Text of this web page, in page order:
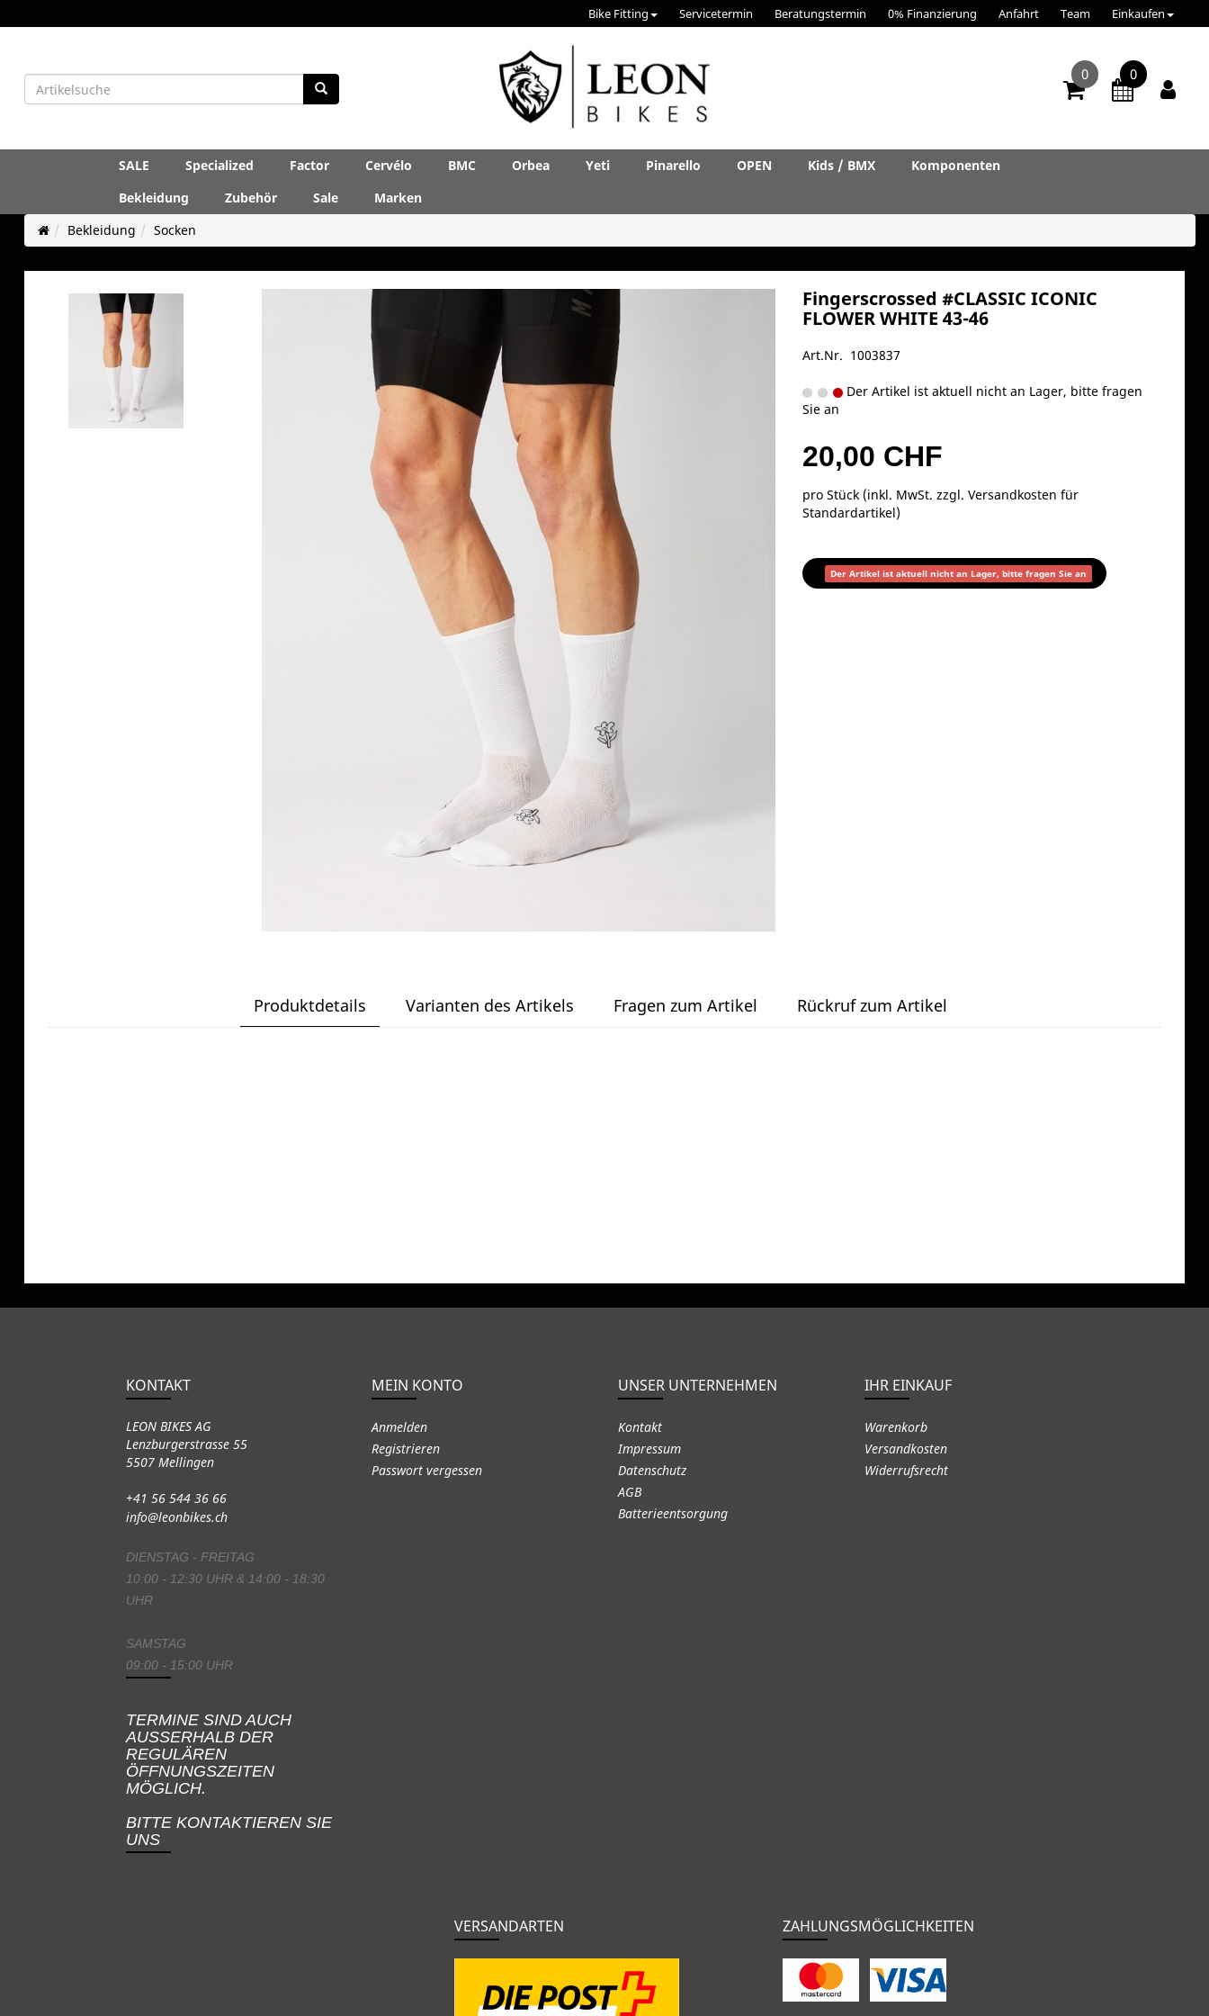
Bike Fitting Servicetermin Beratungstermin 0% Finanzierung Anfahrt Team Einkaufen
0 0
SALE Specialized Factor Cervélo BMC Orbea Yeti Pinarello OPEN Kids / BMX
Komponenten
Bekleidung
Zubehör Sale
Marken
Bekleidung
Socken
Fingerscrossed #CLASSIC ICONIC
FLOWER WHITE 43-46
Art.Nr. 1003837
Der Artikel ist aktuell nicht an Lager, bitte fragen
Sie an
20,00 CHF
pro Stück (inkl. MwSt. zzgl.Versandkosten für
Standardartikel)
Der Artikel ist aktuell nicht an Lager, bitte fragen Sie an
Produktdetails Varianten des Artikels Fragen zum Artikel Rückruf zum Artikel
KONTAKT
LEON BIKES AG
Lenzburgerstrasse 55
5507 Mellingen
+41 56 544 36 66
info@leonbikes.ch
DIENSTAG - FREITAG
10:00 - 12:30 UHR & 14:00 - 18:30
UHR
SAMSTAG
09:00 - 15:00 UHR
TERMINE SIND AUCH
AUSSERHALB DER
REGULÄREN
ÖFFNUNGSZEITEN
MÖGLICH.
BITTE KONTAKTIEREN SIE
UNS
MEIN KONTO
Anmelden
Registrieren
Passwort vergessen
UNSER UNTERNEHMEN
Kontakt
Impressum
Datenschutz
AGB
Batterieentsorgung
IHR EINKAUF
Warenkorb
Versandkosten
Widerrufsrecht
VERSANDARTEN ZAHLUNGSMÖGLICHKEITEN